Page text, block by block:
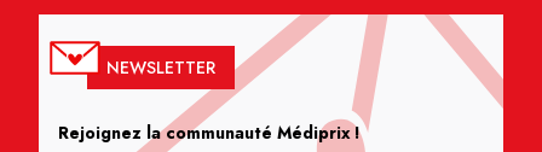
NEWSLETTER
Rejoignez la communauté Médiprix !